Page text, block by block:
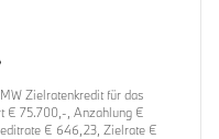
Zielratenkredit für das
€ 75.700,-, Anzahlung €
€ 646,23, Zielrate €